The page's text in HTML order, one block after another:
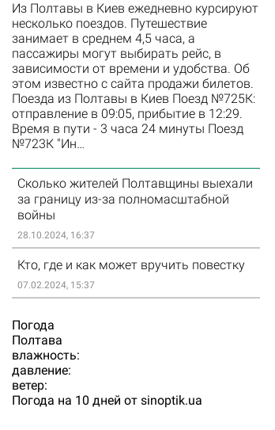
Из Полтавы в Киев ежедневно курсируют
несколько поездов. Путешествие
занимает в среднем 4,5 часа, а
пассажиры могут выбирать рейс, в
зависимости от времени и удобства. Об
этом известно с сайта продажи билетов.
Поезда из Полтавы в Киев Поезд №725К:
отправление в 09:05, прибытие в 12:29.
Время в пути - 3 часа 24 минуты Поезд
№723К "Ин…
Сколько жителей Полтавщины выехали
за границу из-за полномасштабной
войны
28.10.2024, 16:37
Кто, где и как может вручить повестку
07.02.2024, 15:37
Погода
Полтава
влажность:
давление:
ветер:
Погода на 10 дней от sinoptik.ua